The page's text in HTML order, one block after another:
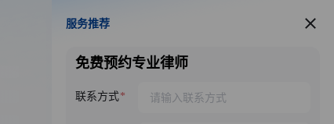
服务推荐
服务推荐
免费预约专业律师
联系方式